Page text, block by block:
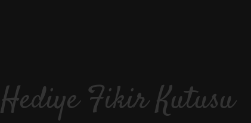
Hediye Fikir Kutusu